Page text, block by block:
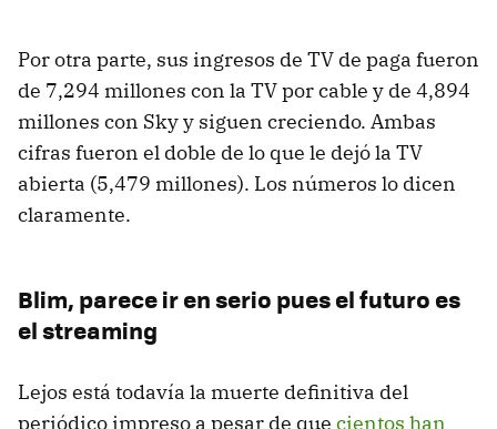
Por otra parte, sus ingresos de TV de paga fueron
de 7,294 millones con la TV por cable y de 4,894
millones con Sky y siguen creciendo. Ambas
cifras fueron el doble de lo que le dejó la TV
abierta (5,479 millones). Los números lo dicen
claramente.
Blim, parece ir en serio pues el futuro es
el streaming
Lejos está todavía la muerte definitiva del
periódico impreso a pesar de que cientos han